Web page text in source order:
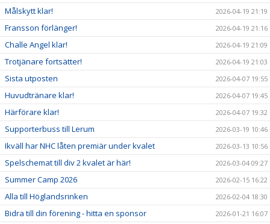
Målskytt klar! 2026-04-19 21:19
Fransson förlänger! 2026-04-19 21:16
Challe Angel klar! 2026-04-19 21:09
Trotjänare fortsätter! 2026-04-19 21:03
Sista utposten 2026-04-07 19:55
Huvudtränare klar! 2026-04-07 19:45
Härförare klar! 2026-04-07 19:32
Supporterbuss till Lerum 2026-03-19 10:46
Ikväll har NHC låten premiär under kvalet 2026-03-13 10:56
Spelschemat till div 2 kvalet är här! 2026-03-04 09:27
Summer Camp 2026 2026-02-15 16:22
Alla till Höglandsrinken 2026-02-04 18:30
Bidra till din förening - hitta en sponsor 2026-01-21 16:07